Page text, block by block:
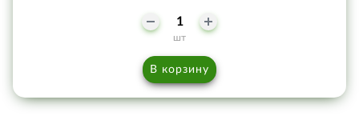
шт
В корзину